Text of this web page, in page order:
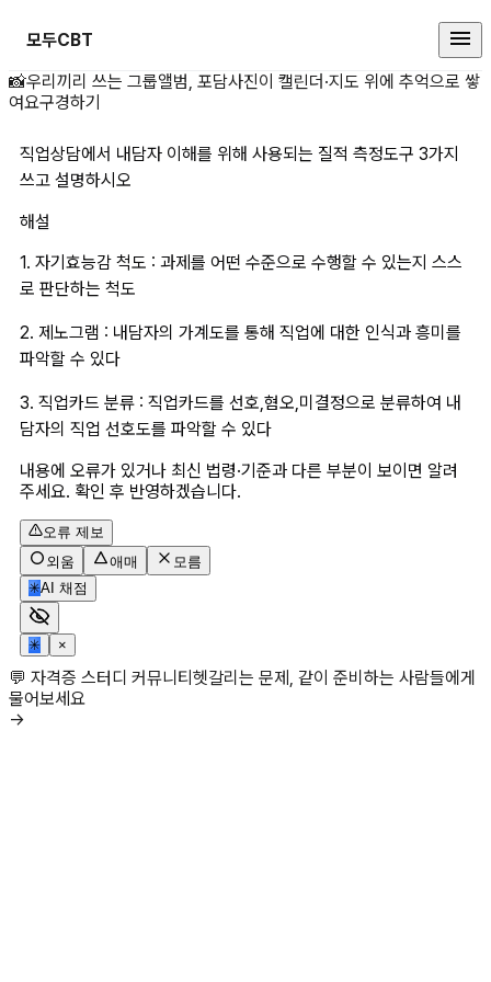
모두CBT
직업상담에서 내담자 이해를 위해
📸우리끼리 쓰는 그룹앨범, 포담사진이 캘린더·지도 위에 추억으로 쌓
여요구경하기
직업상담에서 내담자 이해를 위해 사용되는 질적 측정도구 3가지
쓰고 설명하시오
해설
1. 자기효능감 척도 : 과제를 어떤 수준으로 수행할 수 있는지 스스
로 판단하는 척도
2. 제노그램 : 내담자의 가계도를 통해 직업에 대한 인식과 흥미를
파악할 수 있다
3. 직업카드 분류 : 직업카드를 선호,혐오,미결정으로 분류하여 내
담자의 직업 선호도를 파악할 수 있다
내용에 오류가 있거나 최신 법령·기준과 다른 부분이 보이면 알려
주세요. 확인 후 반영하겠습니다.
오류 제보
외움
애매
모름
✳AI 채점
✳ ×
💬 자격증 스터디 커뮤니티헷갈리는 문제, 같이 준비하는 사람들에게
물어보세요
→